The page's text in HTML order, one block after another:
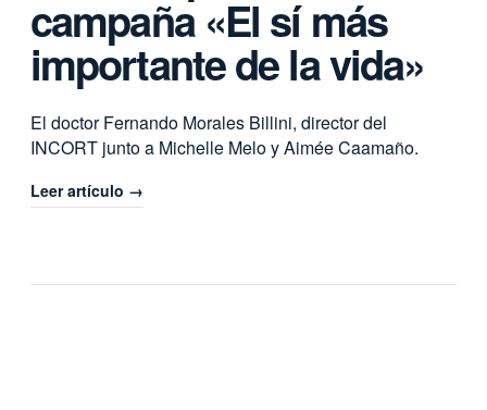
campaña «El sí más
importante de la vida»
El doctor Fernando Morales Billini, director del
INCORT junto a Michelle Melo y Aimée Caamaño.
Leer artículo →